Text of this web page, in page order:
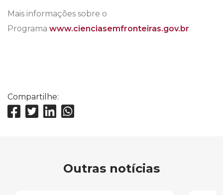
Mais informações sobre o
Programa www.cienciasemfronteiras.gov.br
Compartilhe:
Outras notícias